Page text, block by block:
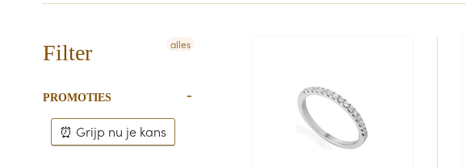
Filter alles
PROMOTIES
⏰ Grijp nu je kans